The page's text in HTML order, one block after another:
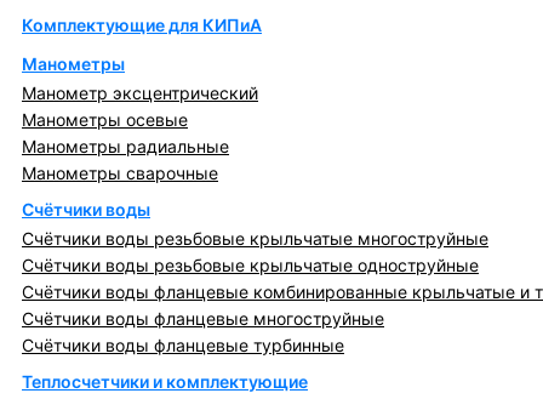
Комплектующие для КИПиА
Манометры
Манометр эксцентрический
Манометры осевые
Манометры радиальные
Манометры сварочные
Счётчики воды
Счётчики воды резьбовые крыльчатые многоструйные
Счётчики воды резьбовые крыльчатые одноструйные
Счётчики воды фланцевые комбинированные крыльчатые и
Счётчики воды фланцевые многоструйные
Счётчики воды фланцевые турбинные
Теплосчетчики и комплектующие